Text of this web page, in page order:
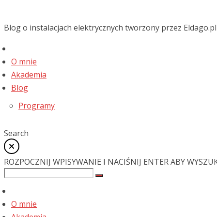
Blog o instalacjach elektrycznych tworzony przez Eldago.pl
O mnie
Akademia
Blog
Programy
Search
ROZPOCZNIJ WPISYWANIE I NACIŚNIJ ENTER ABY
O mnie